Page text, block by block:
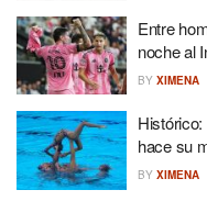
Entre
noche al
BY XIMENA
hace su
BY XIMENA